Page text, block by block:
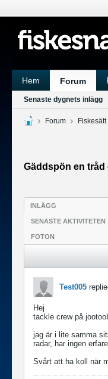
Hem Forum
Senaste dygnets inlägg
Forum Fiskesätt
Gäddspön en
INLÄGG
SENASTE AKTIVITETEN
FOTON
Test005
Hej
tackle crew på
jag är i lite samma
radar, har ingen
Svårt att ha koll när